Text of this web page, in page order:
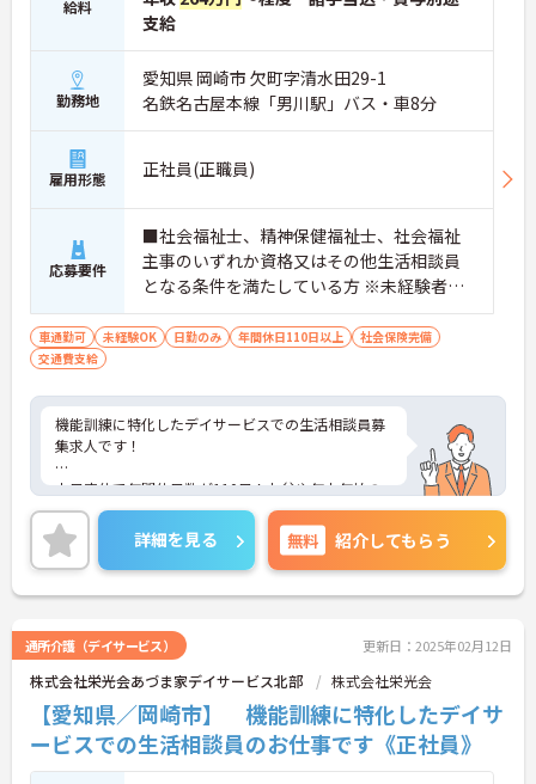
給料
支給
勤務地
愛知県 岡崎市 欠町字清水田29-1
名鉄名古屋本線「男川駅」バス・車8分
雇用形態 正社員(正職員)
応募要件
■社会福祉士、精神保健福祉士、社会福祉
主事のいずれか資格又はその他生活相談員
となる条件を満たしている方 ※未経験者応
相談 ■普通自動車運転免許（AT限定可）
車通勤可 未経験OK 日勤のみ 年間休日110日以上
社会保険完備
交通費支給
機能訓練に特化したデイサービスでの生活相談員募
集求人です！
土日定休で年間休日数が110日！お盆や年末年始の
休暇もありますのでプライベートな時間も大切にで
きます！
ご興味ある方には、面接のポイントなど、さらに詳
細をお話致しますのでお気軽にご相談ください。
詳細を見る 無料 紹介してもらう
通所介護（デイサービス） 更新日：2025年02月12日
株式会社栄光会あづま家デイサービス北部 株式会社栄光会
【愛知県／岡崎市】 機能訓練に特化したデイサ
ービスでの生活相談員のお仕事です《正社員》